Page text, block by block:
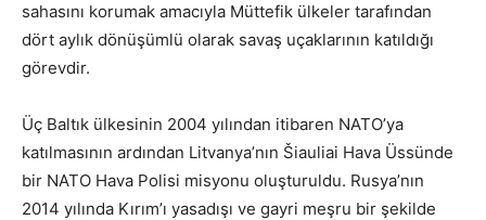
sahasını korumak amacıyla Müttefik ülkeler tarafından
dört aylık dönüşümlü olarak savaş uçaklarının katıldığı
görevdir.
Üç Baltık ülkesinin 2004 yılından itibaren NATO’ya
katılmasının ardından Litvanya’nın Šiauliai Hava Üssünde
bir NATO Hava Polisi misyonu oluşturuldu. Rusya’nın
2014 yılında Kırım’ı yasadışı ve gayri meşru bir şekilde